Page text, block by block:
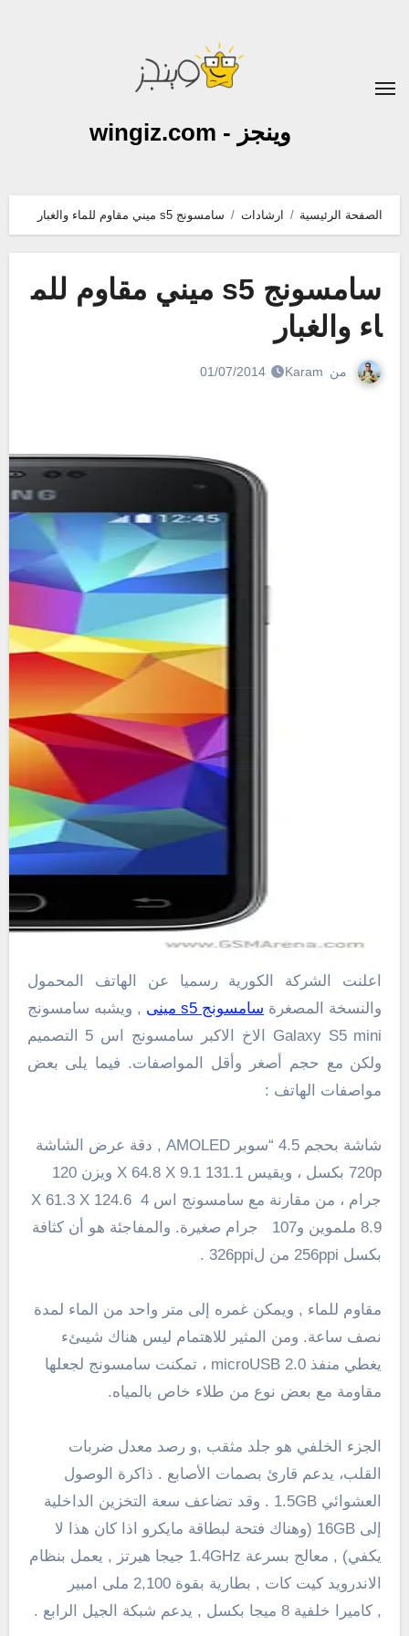
وينجز - wingiz.com
الصفحة الرئيسية ارشادات سامسونج s5 ميني مقاوم للماء والغبار
سامسونج s5 ميني مقاوم للم
اء والغبار
من Karam
01/07/2014
والنسخة المصغرة سامسونج s5 مينى
, ويشبه سامسونج
Galaxy S5 mini الاخ الاكبر سامسونج اس 5 التصميم
ولكن مع حجم أصغر و أقل المواصفات. فيما يلى بعض
مواصفات الهاتف :
شاشة بحجم 4.5 “ سوبر AMOLED , دقة عرض الشاشة
720p بكسل ، ويقيس 131.1
X 64.8 X 9.1 ويزن 120
جرام ، من مقارنة مع سامسونج اس 4 124.6
X 61.3 X
8.9 ملموين و107 جرام صغيرة. والمفاجئة هو أن كثافة
بكسل 256ppi من ل326ppi
.
مقاوم للماء , ويمكن غمره إلى متر واحد من الماء لمدة
نصف ساعة. ومن المثير للاهتمام ليس هناك شيىئء
يغطي منفذ microUSB 2.0 ، تمكنت سامسونج لجعلها
مقاومة مع بعض نوع من طلاء خاص بالمياه.
الجزء الخلفي هو جلد مثقب ,و رصد معدل ضربات
القلب، يدعم قارئ بصمات الأصابع . ذاكرة الوصول
العشوائي 1.5GB
. وقد تضاعف سعة التخزين الداخلية
إلى 16GB
(وهناك فتحة لبطاقة مايكرو اذا كان هذا
لا
يكفي)
, معالج بسرعة 1.4GHz جيجا هيرتز , يعمل بنظام
الاندرويد كيت كات , بطارية بقوة 2,100 ملى امبير
, كاميرا خلفية 8 ميجا بكسل , يدعم شبكة الجيل الرابع .